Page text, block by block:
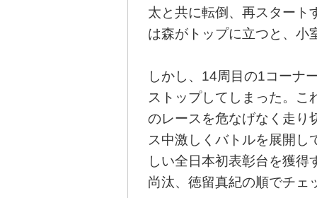
太と共に転倒、再スタート
は森がトップに立つと、小
しかし、14周目の1コーナ
ストップしてしまった。こ
のレースを危なげなく走り
ス中激しくバトルを展開し
しい全日本初表彰台を獲
尚汰、徳留真紀の順でチェ